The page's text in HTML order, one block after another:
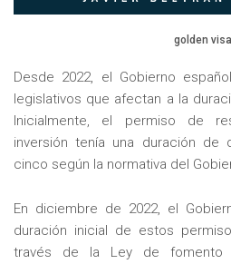
golden visa
Desde 2022, el Gobierno
legislativos que afectan a la
Inicialmente, el permiso de
inversión tenía una duración de
cinco según la normativa del
En diciembre de 2022, el
duración inicial de estos
través de la Ley de fomento